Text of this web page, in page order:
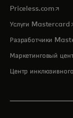
Priceless.com
Услуги Mastercard
Разработчики
Маркетинговый
Центр